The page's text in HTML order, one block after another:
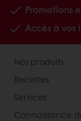
Promotions
Accès à vos
Nos produits
Recettes
Services
Connaissance